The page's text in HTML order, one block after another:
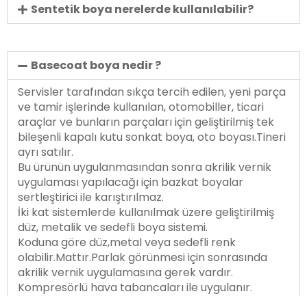
Sentetik boya nerelerde kullanılabilir?
Basecoat boya nedir ?
Servisler tarafından sıkça tercih edilen, yeni parça
ve tamir işlerinde kullanılan, otomobiller, ticari
araçlar ve bunların parçaları için geliştirilmiş tek
bileşenli kapalı kutu sonkat boya, oto boyası.Tineri
ayrı satılır.
Bu ürünün uygulanmasından sonra akrilik vernik
uygulaması yapılacağı için bazkat boyalar
sertleştirici ile karıştırılmaz.
İki kat sistemlerde kullanılmak üzere geliştirilmiş
düz, metalik ve sedefli boya sistemi.
Koduna göre düz,metal veya sedefli renk
olabilir.Mattır.Parlak görünmesi için sonrasında
akrilik vernik uygulamasına gerek vardır.
Kompresörlü hava tabancaları ile uygulanır.